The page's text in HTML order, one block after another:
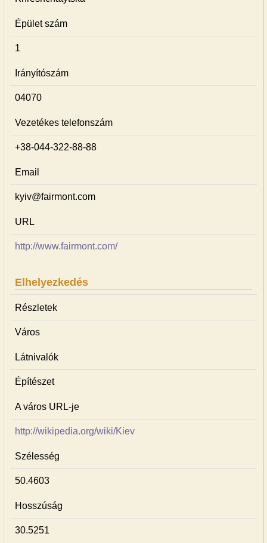
Épület szám
1
Irányítószám
04070
Vezetékes telefonszám
+38-044-322-88-88
Email
kyiv@fairmont.com
URL
http://www.fairmont.com/
Elhelyezkedés
Részletek
Város
Látnivalók
Építészet
A város URL-je
http://wikipedia.org/wiki/Kiev
Szélesség
50.4603
Hosszúság
30.5251